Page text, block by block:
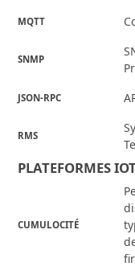
MQTT
SNMP
JSON-RPC
RMS
PLATEFORMES
CUMULOCITÉ